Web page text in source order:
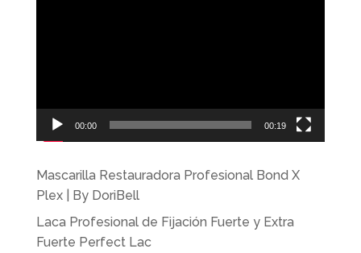
00:00 00:19
Mascarilla Restauradora Profesional Bond X
Plex | By DoriBell
Laca Profesional de Fijación Fuerte y Extra
Fuerte Perfect Lac